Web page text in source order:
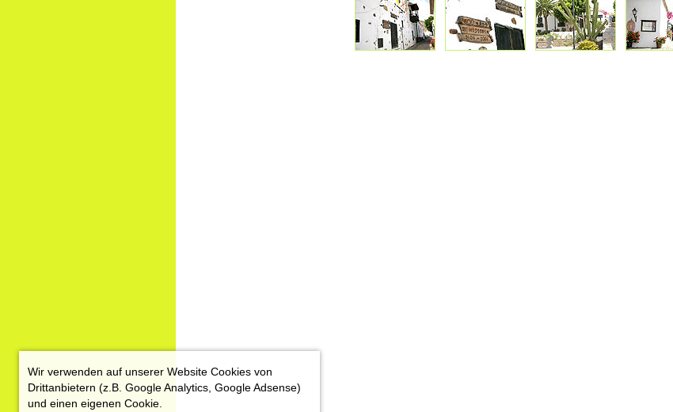
Wir verwenden auf unserer Website Cookies von
Drittanbietern (z.B. Google Analytics, Google Adsense)
und einen eigenen Cookie.